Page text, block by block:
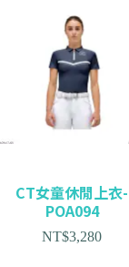
CT女童休閒上衣-
POA094
NT$3,280